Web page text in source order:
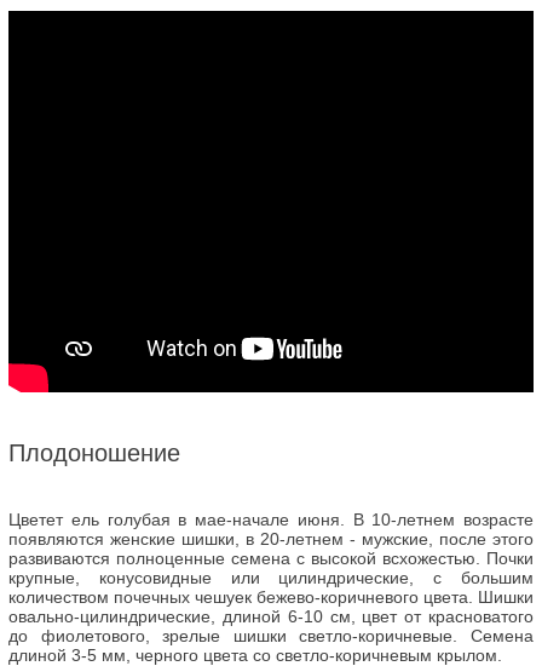
Плодоношение
Цветет ель голубая в мае-начале июня. В 10-летнем возрасте
появляются женские шишки, в 20-летнем - мужские, после этого
развиваются полноценные семена с высокой всхожестью. Почки
крупные, конусовидные или цилиндрические, с большим
количеством почечных чешуек бежево-коричневого цвета. Шишки
овально-цилиндрические, длиной 6-10 см, цвет от красноватого
до фиолетового, зрелые шишки светло-коричневые. Семена
длиной 3-5 мм, черного цвета со светло-коричневым крылом.